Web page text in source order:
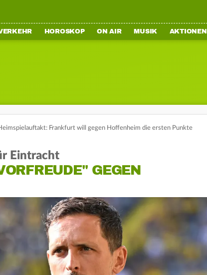
HOROSKOP ON AIR MUSIK AKTIONEN
Frankfurt will gegen Hoffenheim die ersten Punkte
Eintracht
GEGEN H